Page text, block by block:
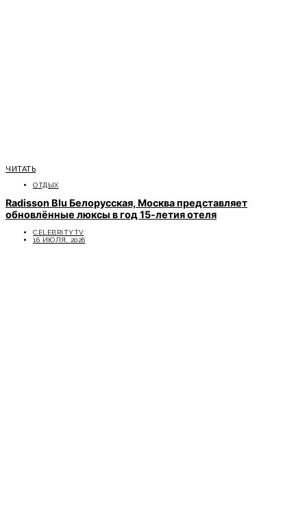
ЧИТАТЬ
ОТДЫХ
Radisson Blu Белорусская, Москва представляет
обновлённые люксы в год 15-летия отеля
CELEBRITYTV
16 ИЮЛЯ, 2026